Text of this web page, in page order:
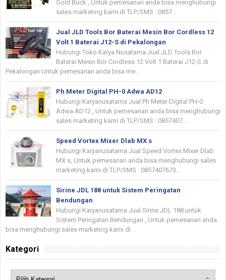
Gold Buck , Untuk pemesanan anda bisa menghubungi
sales marketing kami di TLP/SMS : 0857...
Jual JLD Tools Bor Baterai Mesin Bor Cordless 12
Volt 1 Baterai J12-S di Pekalongan
Hubungi Toko Karya Nusatama Jual JLD Tools Bor
Baterai Mesin Bor Cordless 12 Volt 1 Baterai J12-S di
Pekalongan Untuk pemesanan anda bisa me...
Ph Meter Digital PH-0 Adwa AD12
Hubungi Karyanusatama Jual Ph Meter Digital PH-0
Adwa AD12 , Untuk pemesanan anda bisa menghubungi
sales marketing kami di TLP/SMS : 0857407...
Speed Vortex Mixer Dlab MX s
Hubungi Karyanusatama Jual Speed Vortex Mixer Dlab
MX s, Untuk pemesanan anda bisa menghubungi sales
marketing kami di TLP/SMS : 0857407673...
Sirine JDL 188 untuk Sistem Peringatan
Bendungan
Hubungi Karyanusatama Jual Sirine JDL 188 untuk
Sistem Peringatan Bendungan , Untuk pemesanan anda
bisa menghubungi sales marketing kami di...
Kategori